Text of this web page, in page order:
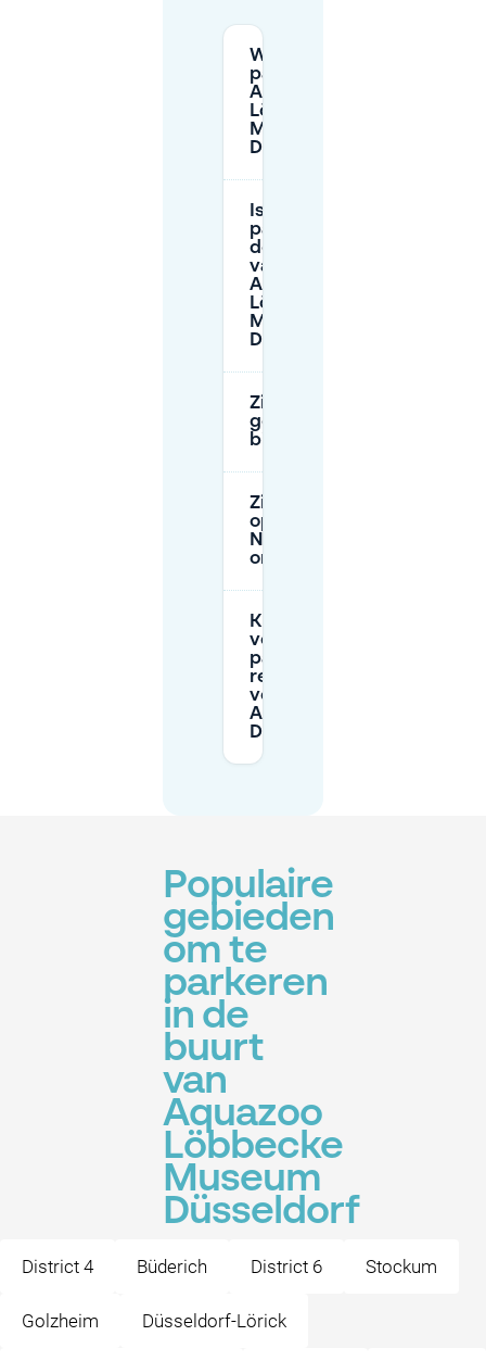
Waar kan ik
parkeren bij
Aquazoo
Löbbecke
Museum
Düsseldorf?
Is er gratis
parkeren in
de buurt
van
Aquazoo
Löbbecke
Museum
Düsseldorf?
Zijn er
bij het Aquazoo?
Zijn er EV-
oplaadpunten in de
Nordpark/Aquazoo-
omgeving?
Kan ik
vooraf
parkeren
reserveren
voor
Aquazoo
Düsseldorf?
Populaire
gebieden
om te
parkeren
in de
buurt
van
Aquazoo
Löbbecke
Museum
Düsseldorf
District 4 Büderich District 6 Stockum
Golzheim Düsseldorf-Lörick